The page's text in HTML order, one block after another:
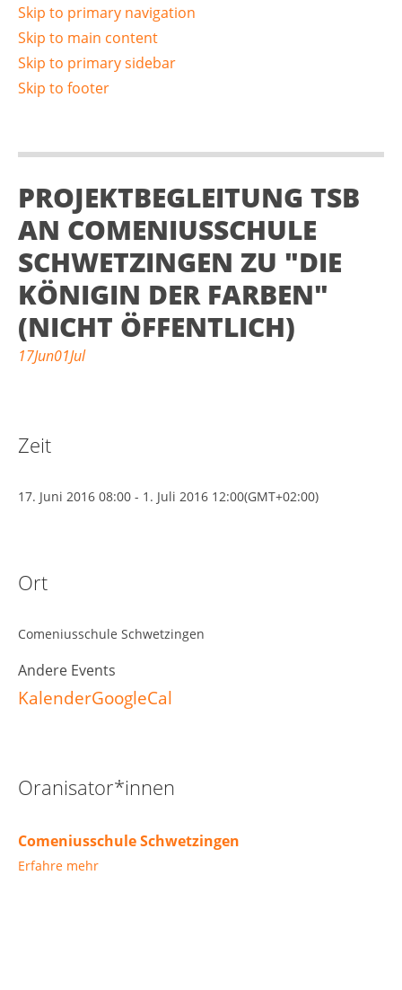
Skip to primary navigation
Skip to main content
Skip to primary sidebar
Skip to footer
PROJEKTBEGLEITUNG TSB
AN COMENIUSSCHULE
SCHWETZINGEN ZU "DIE
KÖNIGIN DER FARBEN"
(NICHT ÖFFENTLICH)
17Jun01Jul
Zeit
17. Juni 2016 08:00 - 1. Juli 2016 12:00(GMT+02:00)
Ort
Comeniusschule Schwetzingen
Andere Events
KalenderGoogleCal
Oranisator*innen
Comeniusschule Schwetzingen
Erfahre mehr